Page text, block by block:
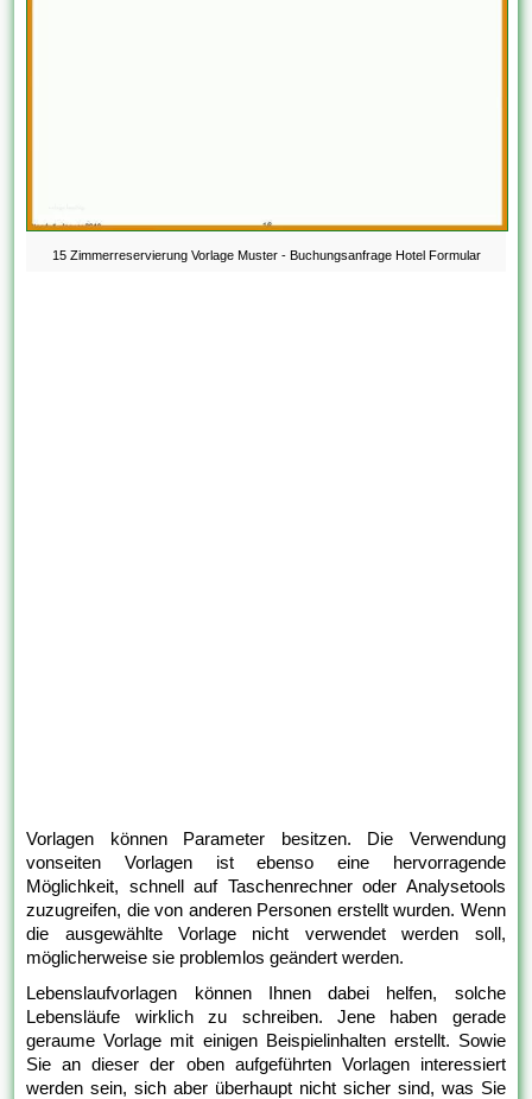
15 Zimmerreservierung Vorlage Muster - Buchungsanfrage Hotel Formular
Vorlagen können Parameter besitzen. Die Verwendung
vonseiten Vorlagen ist ebenso eine hervorragende
Möglichkeit, schnell auf Taschenrechner oder Analysetools
zuzugreifen, die von anderen Personen erstellt wurden. Wenn
die ausgewählte Vorlage nicht verwendet werden soll,
möglicherweise sie problemlos geändert werden.
Lebenslaufvorlagen können Ihnen dabei helfen, solche
Lebensläufe wirklich zu schreiben. Jene haben gerade
geraume Vorlage mit einigen Beispielinhalten erstellt. Sowie
Sie an dieser der oben aufgeführten Vorlagen interessiert
werden sein, sich aber überhaupt nicht sicher sind, was Sie